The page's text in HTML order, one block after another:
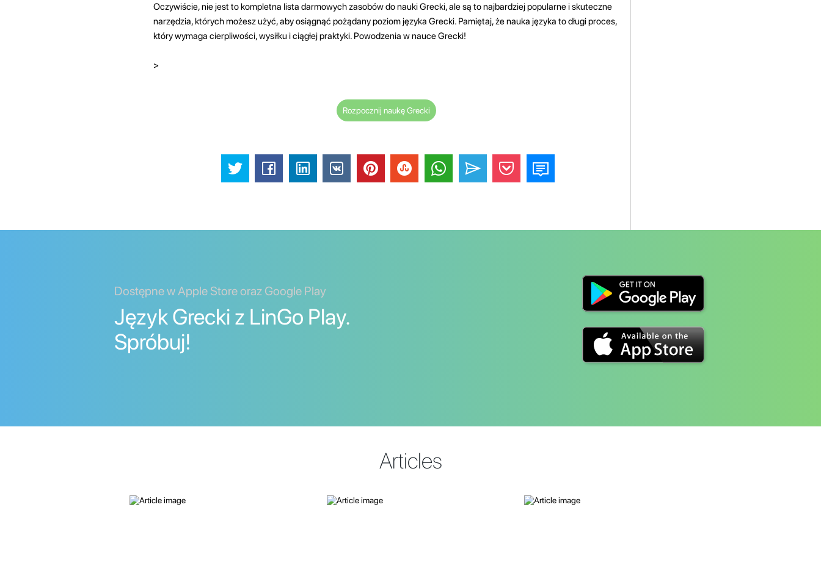
Oczywiście, nie jest to kompletna lista darmowych zasobów do nauki Grecki, ale są to najbardziej popularne i skuteczne
narzędzia, których możesz użyć, aby osiągnąć pożądany poziom języka Grecki. Pamiętaj, że nauka języka to długi proces,
który wymaga cierpliwości, wysiłku i ciągłej praktyki. Powodzenia w nauce Grecki!
>
Rozpocznij naukę Grecki
Dostępne w Apple Store oraz Google Play
Język Grecki z LinGo Play.
Spróbuj!
Articles